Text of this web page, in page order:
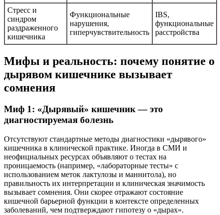
Стресс и
синдром
раздраженного
кишечника
Функциональные
нарушения,
гиперчувствительность
IBS,
функциональные
расстройства
Мифы и реальность: почему понятие о
дырявом кишечнике вызывает
сомнения
Миф 1: «Дырявый» кишечник — это
диагностируемая болезнь
Отсутствуют стандартные методы диагностики «дырявого»
кишечника в клинической практике. Иногда в СМИ и
неофициальных ресурсах объявляют о тестах на
проницаемость (например, «лабораторные тесты» с
использованием меток лактулозы и маннитола), но
правильность их интерпретации и клиническая значимость
вызывает сомнения. Они скорее отражают состояние
кишечной барьерной функции в контексте определенных
заболеваний, чем подтверждают гипотезу о «дырах».